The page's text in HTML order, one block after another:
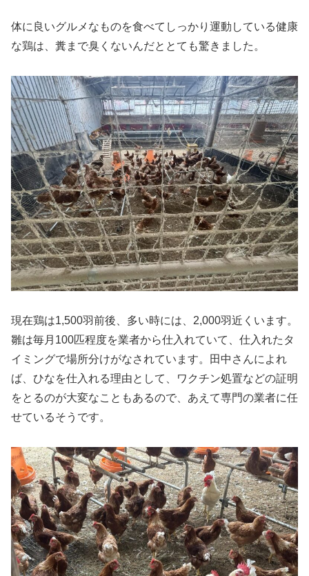
体に良いグルメなものを食べてしっかり運動している健康
な鶏は、糞まで臭くないんだととても驚きました。
現在鶏は1,500羽前後、多い時には、2,000羽近くいます。
雛は毎月100匹程度を業者から仕入れていて、仕入れたタ
イミングで場所分けがなされています。田中さんによれ
ば、ひなを仕入れる理由として、ワクチン処置などの証明
をとるのが大変なこともあるので、あえて専門の業者に任
せているそうです。